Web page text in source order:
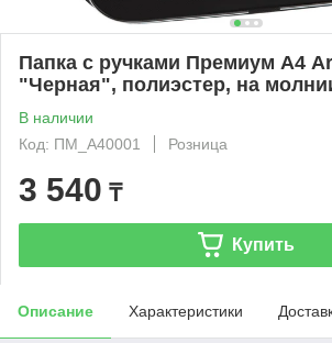
Папка с ручками Премиум А4
"Черная", полиэстер, на
В наличии
Код: ПМ_А40001
Розница
3 540 ₸
Купить
Описание Характеристики